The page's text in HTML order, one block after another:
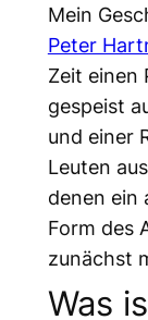
Mein
Peter
Zeit einen
gespeist
und einer
Leuten
denen ein
Form des
zunächst
Was